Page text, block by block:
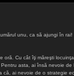
unu, ca să ajungi în
oră. Cu cât îţi măreşti
asta, ai însă nevoie
că, ai nevoie de o strategie